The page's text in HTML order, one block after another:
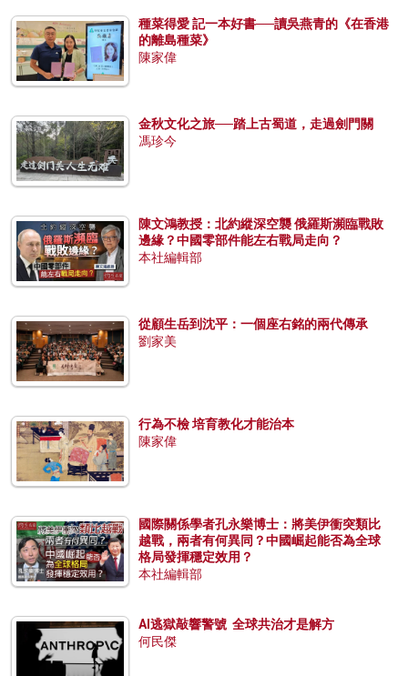
種菜得愛 記一本好書──讀吳燕青的《在香港
的離島種菜》
陳家偉
金秋文化之旅──踏上古蜀道，走過劍門關
馮珍今
陳文鴻教授：北約縱深空襲 俄羅斯瀕臨戰敗
邊緣？中國零部件能左右戰局走向？
本社編輯部
從顧生岳到沈平：一個座右銘的兩代傳承
劉家美
行為不檢 培育教化才能治本
陳家偉
國際關係學者孔永樂博士：將美伊衝突類比
越戰，兩者有何異同？中國崛起能否為全球
格局發揮穩定效用？
本社編輯部
AI逃獄敲響警號 全球共治才是解方
何民傑